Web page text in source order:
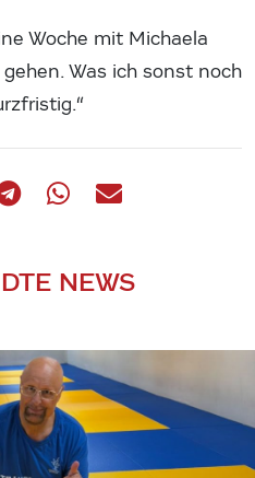
Woche mit Michaela
Was ich sonst noch
NEWS